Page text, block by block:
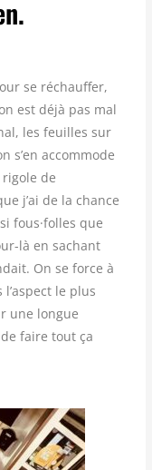
se réchauffer,
est déjà pas mal
les feuilles sur
s’en accommode
de
j’ai de la chance
fous·folles que
là en sachant
On se force à
le plus
une longue
faire tout ça